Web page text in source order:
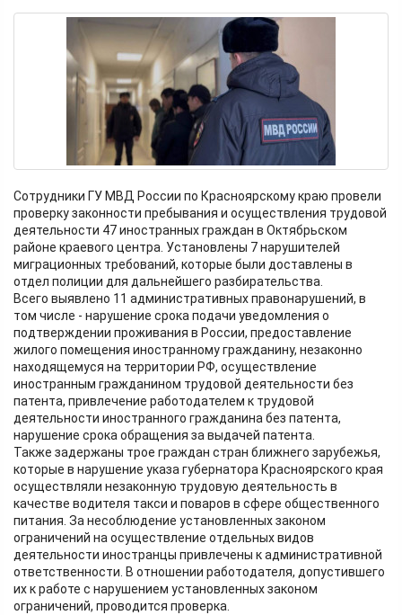
Сотрудники ГУ МВД России по Красноярскому краю провели
проверку законности пребывания и осуществления трудовой
деятельности 47 иностранных граждан в Октябрьском
районе краевого центра. Установлены 7 нарушителей
миграционных требований, которые были доставлены в
отдел полиции для дальнейшего разбирательства.
Всего выявлено 11 административных правонарушений, в
том числе - нарушение срока подачи уведомления о
подтверждении проживания в России, предоставление
жилого помещения иностранному гражданину, незаконно
находящемуся на территории РФ, осуществление
иностранным гражданином трудовой деятельности без
патента, привлечение работодателем к трудовой
деятельности иностранного гражданина без патента,
нарушение срока обращения за выдачей патента.
Также задержаны трое граждан стран ближнего зарубежья,
которые в нарушение указа губернатора Красноярского края
осуществляли незаконную трудовую деятельность в
качестве водителя такси и поваров в сфере общественного
питания. За несоблюдение установленных законом
ограничений на осуществление отдельных видов
деятельности иностранцы привлечены к административной
ответственности. В отношении работодателя, допустившего
их к работе с нарушением установленных законом
ограничений, проводится проверка.